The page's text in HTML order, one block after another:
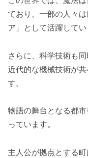
ており、一部の人々
ア」として活躍してい
さらに、科学技術も
近代的な機械技術が
す。
物語の舞台となる都
っています。
主人公が拠点とする